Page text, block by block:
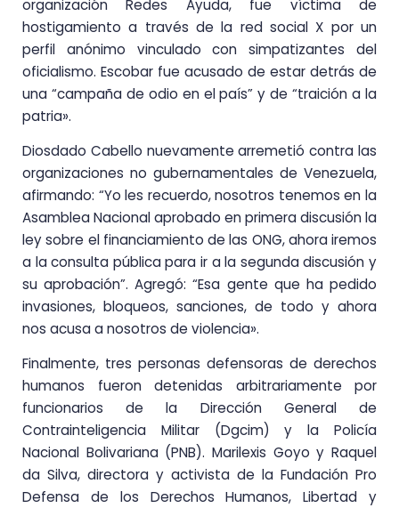
organización Redes Ayuda, fue víctima de
hostigamiento a través de la red social X por un
perfil anónimo vinculado con simpatizantes del
oficialismo. Escobar fue acusado de estar detrás de
una “campaña de odio en el país” y de “traición a la
patria».
Diosdado Cabello nuevamente arremetió contra las
organizaciones no gubernamentales de Venezuela,
afirmando: “Yo les recuerdo, nosotros tenemos en la
Asamblea Nacional aprobado en primera discusión la
ley sobre el financiamiento de las ONG, ahora iremos
a la consulta pública para ir a la segunda discusión y
su aprobación”. Agregó: “Esa gente que ha pedido
invasiones, bloqueos, sanciones, de todo y ahora
nos acusa a nosotros de violencia».
Finalmente, tres personas defensoras de derechos
humanos fueron detenidas arbitrariamente por
funcionarios de la Dirección General de
Contrainteligencia Militar (Dgcim) y la Policía
Nacional Bolivariana (PNB). Marilexis Goyo y Raquel
da Silva, directora y activista de la Fundación Pro
Defensa de los Derechos Humanos, Libertad y